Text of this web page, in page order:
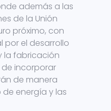
además a las
de la Unión
próximo, con
por el desarrollo
la fabricación
incorporar
de manera
energía y las